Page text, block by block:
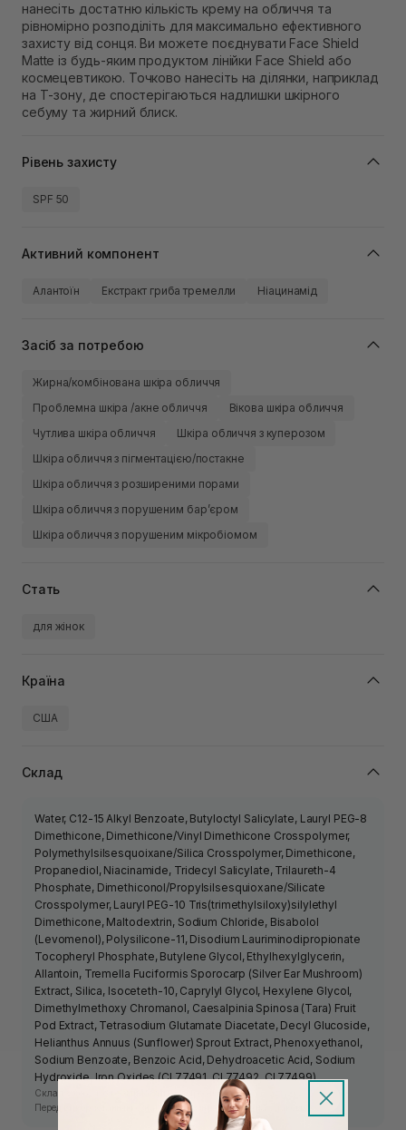
нанесіть достатню кількість крему на обличчя та
рівномірно розподіліть для максимально ефективного
захисту від сонця. Ви можете поєднувати Face Shield
Matte із будь-яким продуктом лінійки Face Shield або
космецевтикою. Точково нанесіть на ділянки, наприклад
на Т-зону, де спостерігаються надлишки шкірного
себуму та жирний блиск.
Рівень захисту
SPF 50
Активний компонент
Алантоїн Екстракт гриба тремелли Ніацинамід
Засіб за потребою
Жирна/комбінована шкіра обличчя
Проблемна шкіра /акне обличчя
Вікова шкіра обличчя
Чутлива шкіра обличчя
Шкіра обличчя з куперозом
Шкіра обличчя з пігментацією/постакне
Шкіра обличчя з розширеними порами
Шкіра обличчя з порушеним барʼєром
Шкіра обличчя з порушеним мікробіомом
Стать
для жінок
Країна
США
Склад
Water, C12-15 Alkyl Benzoate, Butyloctyl Salicylate, Lauryl PEG-8
Dimethicone, Dimethicone/Vinyl Dimethicone Crosspolymer,
Polymethylsilsesquoixane/Silica Crosspolymer, Dimethicone,
Propanediol, Niacinamide, Tridecyl Salicylate, Trilaureth-4
Phosphate, Dimethiconol/Propylsilsesquioxane/Silicate
Crosspolymer, Lauryl PEG-10 Tris(trimethylsiloxy)silylethyl
Dimethicone, Maltodextrin, Sodium Chloride, Bisabolol
(Levomenol), Polysilicone-11, Disodium Lauriminodipropionate
Tocopheryl Phosphate, Butylene Glycol, Ethylhexylglycerin,
Allantoin, Tremella Fuciformis Sporocarp (Silver Ear Mushroom)
Extract, Silica, Isoceteth-10, Caprylyl Glycol, Hexylene Glycol,
Dimethylmethoxy Chromanol, Caesalpinia Spinosa (Tara) Fruit
Pod Extract, Tetrasodium Glutamate Diacetate, Decyl Glucoside,
Helianthus Annuus (Sunflower) Sprout Extract, Phenoxyethanol,
Sodium Benzoate, Benzoic Acid, Dehydroacetic Acid, Sodium
Hydroxide, Iron Oxides (CI 77491, CI 77492, CI 77499).
Склад засобу може змінюватись виробником.
Перед використанням ознайомтесь з інформацією на упаковці.